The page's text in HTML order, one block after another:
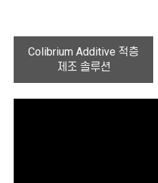
Colibrium Additive 적층
제조 솔루션